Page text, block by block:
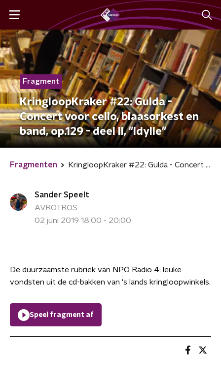
Fragment
KringloopKraker #22: Gulda -
Concert voor cello, blaasorkest en
band, op.129 - deel II, "Idylle"
Fragmenten KringloopKraker #22: Gulda - Concert voor cello, blaasorkest en band, op.129 - deel II, "Idylle"
Sander Speelt
AVROTROS
02 juni 2019 18:00 - 20:00
De duurzaamste rubriek van NPO Radio 4: leuke
vondsten uit de cd-bakken van 's lands kringloopwinkels.
Speel fragment af